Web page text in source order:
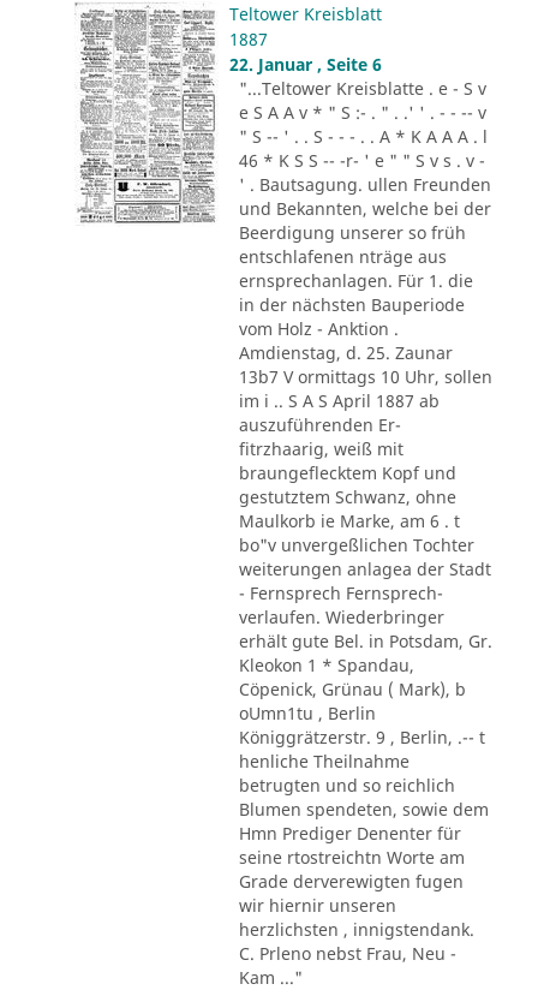
Teltower Kreisblatt
1887
22. Januar , Seite 6
"...Teltower Kreisblatte . e - S v
e S A A v * " S :- . " . .' ' . - - -- v
" S -- ' . . S - - - . . A * K A A A . l
46 * K S S -- -r- ' e " " S v s . v -
' . Bautsagung. ullen Freunden
und Bekannten, welche bei der
Beerdigung unserer so früh
entschlafenen nträge aus
ernsprechanlagen. Für 1. die
in der nächsten Bauperiode
vom Holz - Anktion .
Amdienstag, d. 25. Zaunar
13b7 V ormittags 10 Uhr, sollen
im i .. S A S April 1887 ab
auszuführenden Er-
fitrzhaarig, weiß mit
braungeflecktem Kopf und
gestutztem Schwanz, ohne
Maulkorb ie Marke, am 6 . t
bo"v unvergeßlichen Tochter
weiterungen anlagea der Stadt
- Fernsprech Fernsprech-
verlaufen. Wiederbringer
erhält gute Bel. in Potsdam, Gr.
Kleokon 1 * Spandau,
Cöpenick, Grünau ( Mark), b
oUmn1tu , Berlin
Königgrätzerstr. 9 , Berlin, .-- t
henliche Theilnahme
betrugten und so reichlich
Blumen spendeten, sowie dem
Hmn Prediger Denenter für
seine rtostreichtn Worte am
Grade derverewigten fugen
wir hiernir unseren
herzlichsten , innigstendank.
C. Prleno nebst Frau, Neu -
Kam ..."